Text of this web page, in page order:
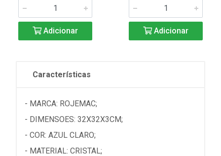
Adicionar Adicionar
Características
- MARCA: ROJEMAC;
- DIMENSOES: 32X32X3CM;
- COR: AZUL CLARO;
- MATERIAL: CRISTAL;